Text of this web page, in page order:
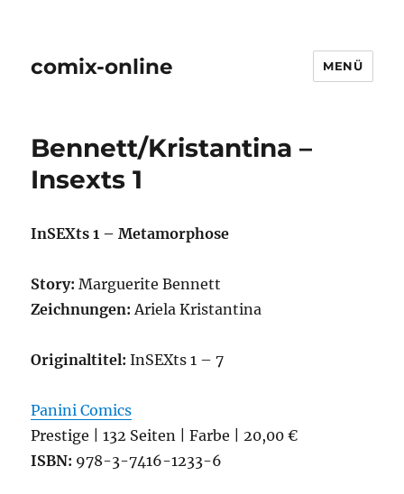
comix-online MENÜ
Bennett/Kristantina –
Insexts 1
InSEXts 1 – Metamorphose
Story:Marguerite Bennett
Zeichnungen:Ariela Kristantina
Originaltitel:InSEXts 1 – 7
Panini Comics
Prestige | 132 Seiten | Farbe | 20,00 €
ISBN: 978-3-7416-1233-6